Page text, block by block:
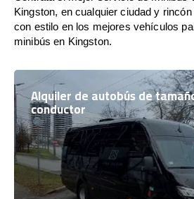
Kingston, en cualquier ciudad y
con estilo en los mejores vehículos
minibús en Kingston.
Alquiler de autobús de
conductor